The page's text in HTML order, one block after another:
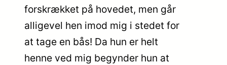
forskrækket på hovedet, men går
alligevel hen imod mig i stedet for
at tage en bås! Da hun er helt
henne ved mig begynder hun at